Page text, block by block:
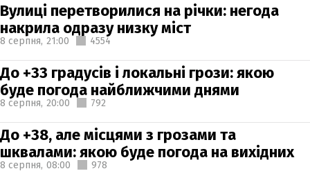
Вулиці перетворилися на річки: негода
накрила одразу низку міст
8 серпня, 21:00 4554
До +33 градусів і локальні грози: якою
буде погода найближчими днями
8 серпня, 20:00 792
До +38, але місцями з грозами та
шквалами: якою буде погода на вихідних
8 серпня, 08:00 978